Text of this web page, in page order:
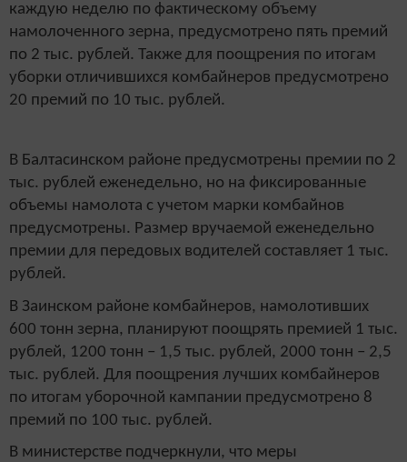
каждую неделю по фактическому объему
намолоченного зерна, предусмотрено пять премий
по 2 тыс. рублей. Также для поощрения по итогам
уборки отличившихся комбайнеров предусмотрено
20 премий по 10 тыс. рублей.
В Балтасинском районе предусмотрены премии по 2
тыс. рублей еженедельно, но на фиксированные
объемы намолота с учетом марки комбайнов
предусмотрены. Размер вручаемой еженедельно
премии для передовых водителей составляет 1 тыс.
рублей.
В Заинском районе комбайнеров, намолотивших
600 тонн зерна, планируют поощрять премией 1 тыс.
рублей, 1200 тонн – 1,5 тыс. рублей, 2000 тонн – 2,5
тыс. рублей. Для поощрения лучших комбайнеров
по итогам уборочной кампании предусмотрено 8
премий по 100 тыс. рублей.
В министерстве подчеркнули, что меры